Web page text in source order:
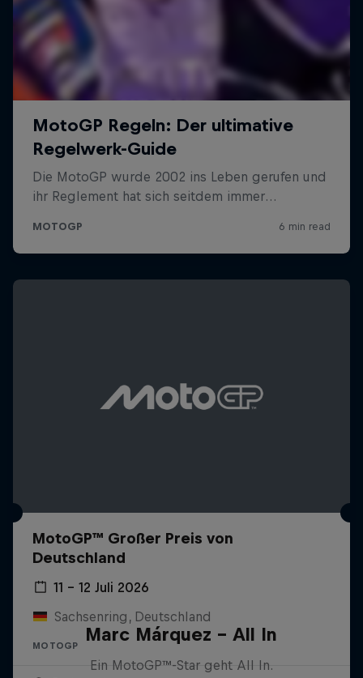
MotoGP™ Großer Preis von
Deutschland
11 – 12 Juli 2026
Sachsenring, Deutschland
MOTOGP
Marc Márquez – All In
Ein MotoGP™-Star geht All In.